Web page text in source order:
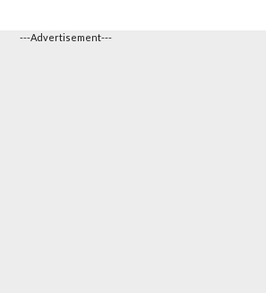
---Advertisement---